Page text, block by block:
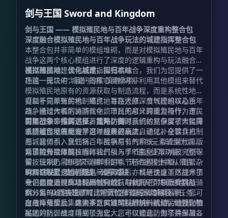
剑与王国 Sword and Kingdom
剑与王国 —— 模拟殖民地与百年战争深度重构整合包
深度融合模拟殖民地与百年战争玩法的城建指挥整合包
本整合包并非简单的模组堆砌，而是对模拟殖民地与百年
战争这两个核心模组进行了深度的逻辑重构与玩法融合。
通过将模拟建设与战术指挥有机结合，我们为您提供了一
场独一无二的“城建+指挥”策略体验。
模拟殖民地：优化城建，回归本味
在这一模块中，我们的核心目标并非利用其他模组来替代
模拟殖民地原有的资源获取与制造流程，而是系统性地修
复和补完原有的机制痛点，旨在还原深度城建的核心乐
趣。通过大幅削减游戏中烦琐且无意义的重复操作，市民
的执行效率得到了显著提升，同时我们依然保留了市民需
求随城市发展而提升这一经典要素。
得益于简单殖民地、殖民地寻路大修、节气模组以及百年
战争模组作者的协同优化，市民的AI计算能力与行为逻辑
实现了革命性的进步。此外，资源系统的复杂度被大幅降
低，殖民地的配方学习过程现已高度自动化。在饮食方
面，我们引入烹饪锅、市民锅与节气系统，以此替代原版
繁琐的餐饮限制；同时，气候与季节变化的影响被完整保
留，玩家仍需根据不同群系的季节特性规划种植，而繁杂
的餐饮设置逻辑也随之简化。最后，科研速度虽然提升了
十倍之快，但高级科研材料的获取依托于带领士兵挑战
BOSS，从而实现了城建与冒险体验的深度耦合。
百年战争：指挥远征，策略防御
本模组包彻底重塑了百年战争的玩法。通过补全募兵机制
与城建体系，我们将百年战争原有的RTS元素转型为以带
兵冒险为主体的核心体验。
为了提升战斗操控感，我们引入了R键远征军功能：您只
需按住R键，即可实现瞬时指挥。无论是将士兵从殖民地
瞬间召唤至身边，还是一键遣返，亦或是快速下达战术指
令，都能通过此功能高效完成。与此同时，原版步兵与骑
兵分离的设定被摒弃，取而代之的是全军骑乘系统，您可
自由命令士兵集体骑乘，实现军队的统一机动。此外，殖
民地的防御维度得到了强化，您可以建造防御塔并部署各
BOSS挑战：史诗团战，公平对决
我们极度重视BOSS战的游戏性，并引入了共享进度机
制：当BOSS被击败时，附近的所有玩家均可获得任务进
度与掉落奖励，其中不乏关键的科研材料或殖民地强化物
品。
在战斗规模上，绝大多数BOSS挑战均被设计为大规模的
军团对抗，战斗场面极为宏大。不仅如此，为了确保战斗